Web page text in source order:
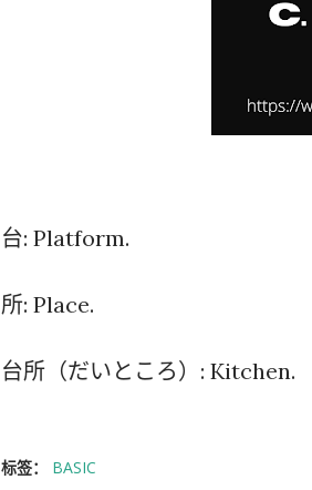
台: Platform.
所: Place.
台所（だいところ）: Kitchen.
标签： BASIC